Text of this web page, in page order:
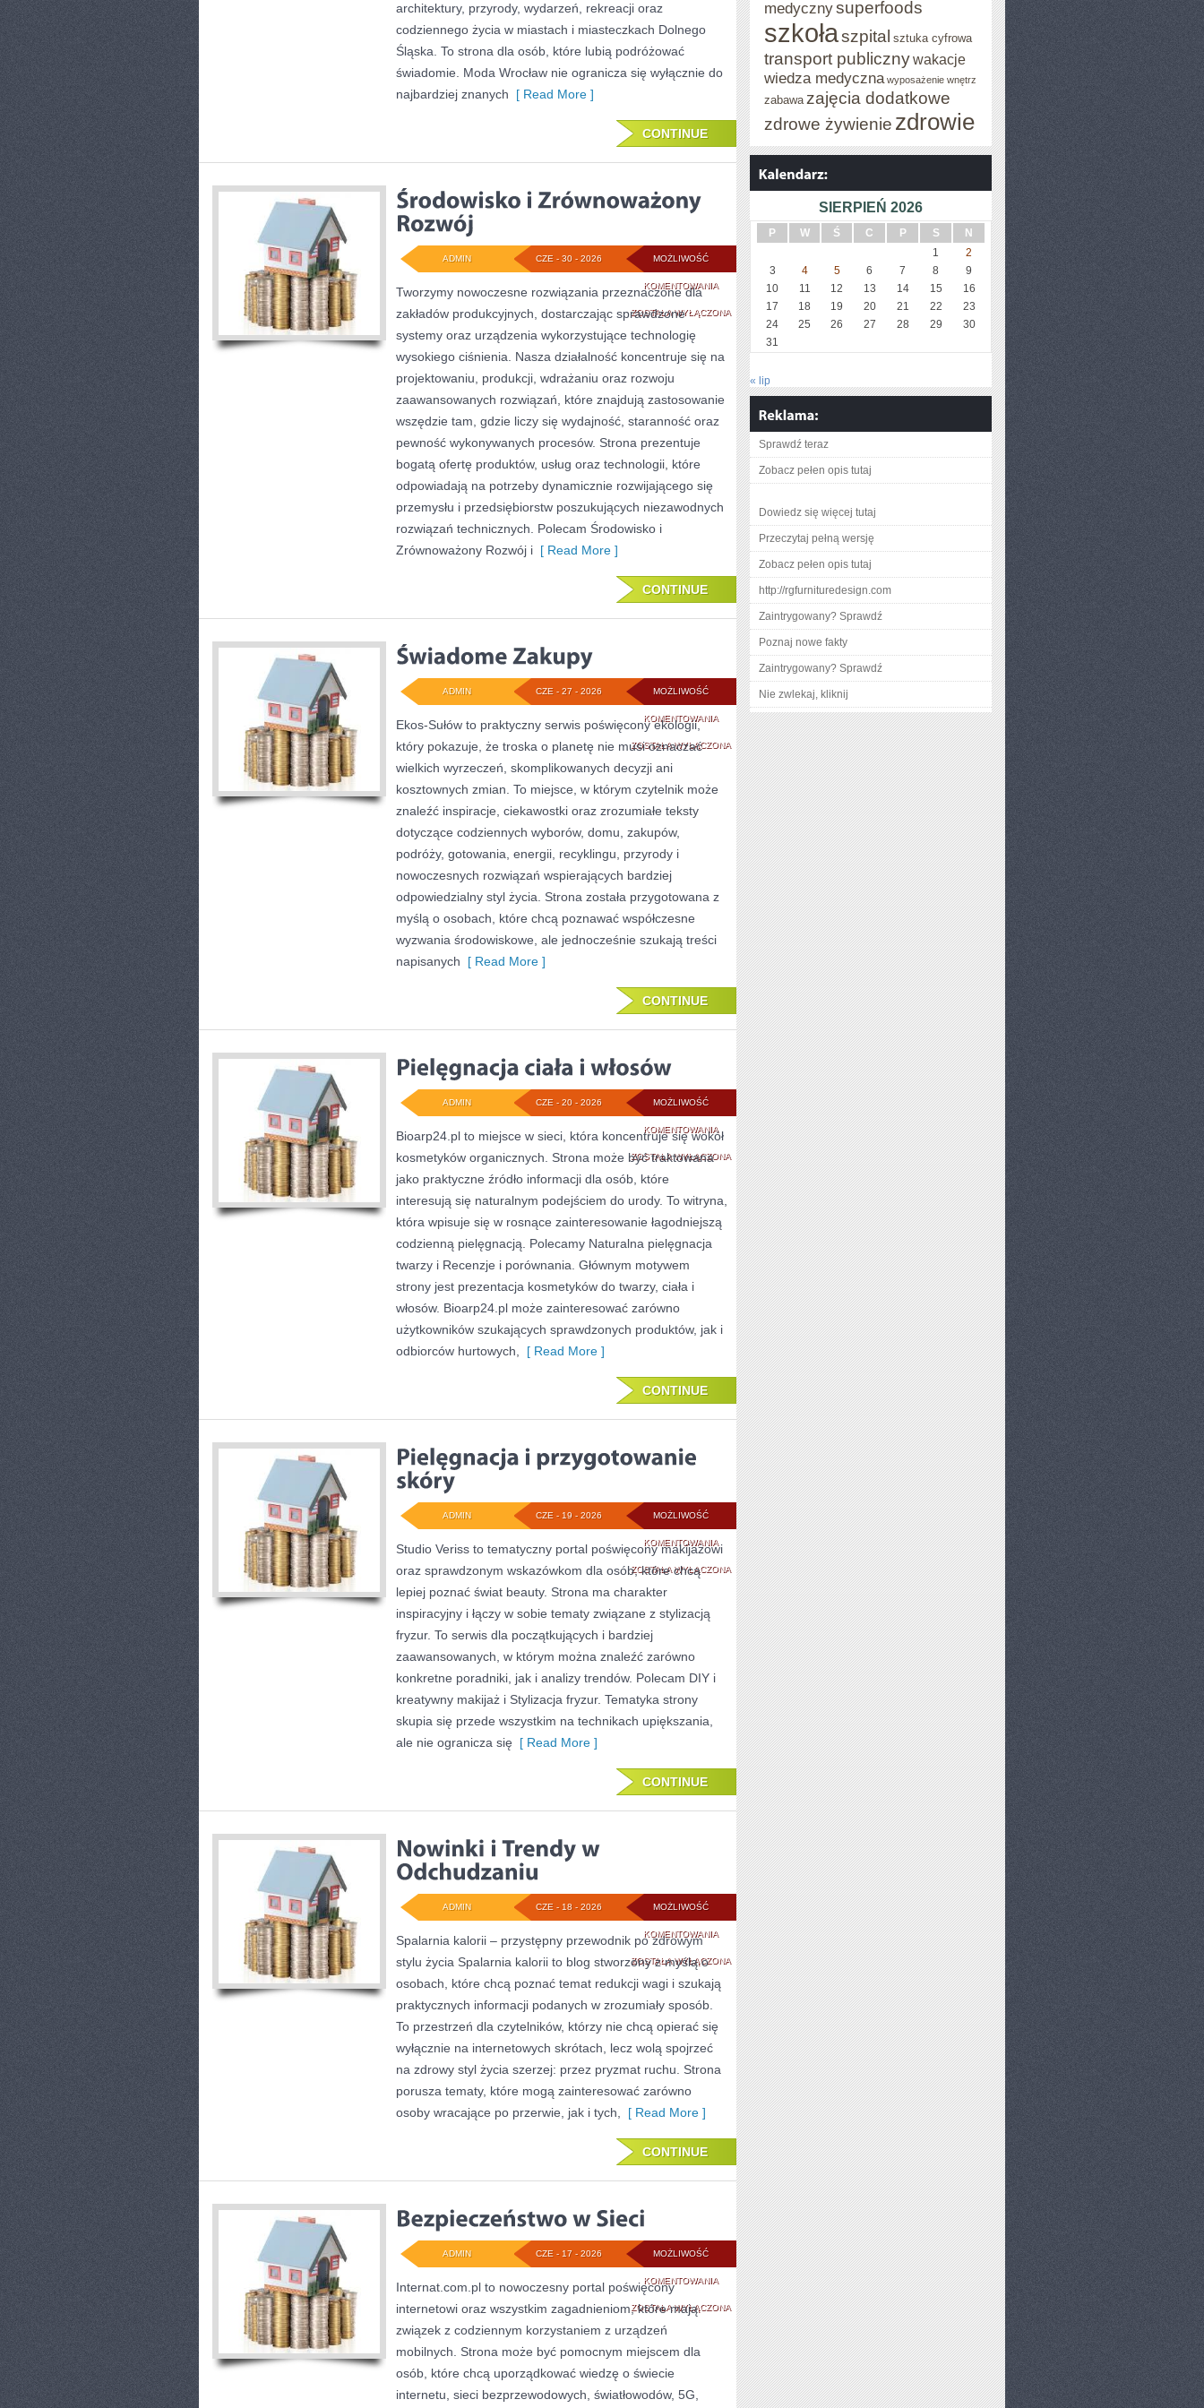
architektury, przyrody, wydarzeń, rekreacji oraz
codziennego życia w miastach i miasteczkach Dolnego
Śląska. To strona dla osób, które lubią podróżować
świadomie. Moda Wrocław nie ogranicza się wyłącznie do
najbardziej znanych [ Read More ]
CONTINUE
MOŻLIWOŚĆ
KOMENTOWANIAŚRODOWISKO
I
ZRÓWNOWAŻONY
ROZWÓJ
ZOSTAŁA WYŁĄCZONA
CZE - 30 - 2026
ADMIN
Tworzymy nowoczesne rozwiązania przeznaczone dla
zakładów produkcyjnych, dostarczając sprawdzone
systemy oraz urządzenia wykorzystujące technologię
wysokiego ciśnienia. Nasza działalność koncentruje się na
projektowaniu, produkcji, wdrażaniu oraz rozwoju
zaawansowanych rozwiązań, które znajdują zastosowanie
wszędzie tam, gdzie liczy się wydajność, staranność oraz
pewność wykonywanych procesów. Strona prezentuje
bogatą ofertę produktów, usług oraz technologii, które
odpowiadają na potrzeby dynamicznie rozwijającego się
przemysłu i przedsiębiorstw poszukujących niezawodnych
rozwiązań technicznych. Polecam Środowisko i
Zrównoważony Rozwój i [ Read More ]
CONTINUE
MOŻLIWOŚĆ
KOMENTOWANIAŚWIADOME
ZAKUPY
ZOSTAŁA WYŁĄCZONA
CZE - 27 - 2026
ADMIN
Ekos-Sułów to praktyczny serwis poświęcony ekologii,
który pokazuje, że troska o planetę nie musi oznaczać
wielkich wyrzeczeń, skomplikowanych decyzji ani
kosztownych zmian. To miejsce, w którym czytelnik może
znaleźć inspiracje, ciekawostki oraz zrozumiałe teksty
dotyczące codziennych wyborów, domu, zakupów,
podróży, gotowania, energii, recyklingu, przyrody i
nowoczesnych rozwiązań wspierających bardziej
odpowiedzialny styl życia. Strona została przygotowana z
myślą o osobach, które chcą poznawać współczesne
wyzwania środowiskowe, ale jednocześnie szukają treści
napisanych [ Read More ]
CONTINUE
MOŻLIWOŚĆ
KOMENTOWANIAPIELĘGNACJA
CIAŁA
WŁOSÓW
ZOSTAŁA WYŁĄCZONA
CZE - 20 - 2026
ADMIN
Bioarp24.pl to miejsce w sieci, która koncentruje się wokół
kosmetyków organicznych. Strona może być traktowana
jako praktyczne źródło informacji dla osób, które
interesują się naturalnym podejściem do urody. To witryna,
która wpisuje się w rosnące zainteresowanie łagodniejszą
codzienną pielęgnacją. Polecamy Naturalna pielęgnacja
twarzy i Recenzje i porównania. Głównym motywem
strony jest prezentacja kosmetyków do twarzy, ciała i
włosów. Bioarp24.pl może zainteresować zarówno
użytkowników szukających sprawdzonych produktów, jak i
odbiorców hurtowych,
[ Read More ]
CONTINUE
MOŻLIWOŚĆ
KOMENTOWANIAPIELĘGNACJA
I
PRZYGOTOWANIE
SKÓRY
ZOSTAŁA WYŁĄCZONA
CZE - 19 - 2026
ADMIN
Studio Veriss to tematyczny portal poświęcony makijażowi
oraz sprawdzonym wskazówkom dla osób, które chcą
lepiej poznać świat beauty. Strona ma charakter
inspiracyjny i łączy w sobie tematy związane z stylizacją
fryzur. To serwis dla początkujących i bardziej
zaawansowanych, w którym można znaleźć zarówno
konkretne poradniki, jak i analizy trendów. Polecam DIY i
kreatywny makijaż i Stylizacja fryzur. Tematyka strony
skupia się przede wszystkim na technikach upiększania,
ale nie ogranicza się [ Read More ]
CONTINUE
MOŻLIWOŚĆ
KOMENTOWANIANOWINKI
I
TRENDY
ODCHUDZANIU
ZOSTAŁA WYŁĄCZONA
CZE - 18 - 2026
ADMIN
Spalarnia kalorii – przystępny przewodnik po zdrowym
stylu życia Spalarnia kalorii to blog stworzony z myślą o
osobach, które chcą poznać temat redukcji wagi i szukają
praktycznych informacji podanych w zrozumiały sposób.
To przestrzeń dla czytelników, którzy nie chcą opierać się
wyłącznie na internetowych skrótach, lecz wolą spojrzeć
na zdrowy styl życia szerzej: przez pryzmat ruchu. Strona
porusza tematy, które mogą zainteresować zarówno
osoby wracające po przerwie, jak i tych,
[ Read More ]
CONTINUE
MOŻLIWOŚĆ
KOMENTOWANIABEZPIECZEŃSTWO
W
SIECI
ZOSTAŁA WYŁĄCZONA
CZE - 17 - 2026
ADMIN
Internat.com.pl to nowoczesny portal poświęcony
internetowi oraz wszystkim zagadnieniom, które mają
związek z codziennym korzystaniem z urządzeń
mobilnych. Strona może być pomocnym miejscem dla
osób, które chcą uporządkować wiedzę o świecie
internetu, sieci bezprzewodowych, światłowodów, 5G,
medycznysuperfoods
szkołaszpital sztuka cyfrowa
transport publicznywakacje
wiedza medyczna wyposażenie wnętrz
zabawa zajęcia dodatkowe
zdrowe żywienie zdrowie
SIERPIEŃ 2026
P W Ś C P S
N
1
2
3
4 5 6 7 8
9
10
11 12 13 14 15
16
17
18 19 20 21 22
23
24
25 26 27 28 29
30
31
« lip
Sprawdź teraz
Zobacz pełen opis tutaj
Dowiedz się więcej tutaj
Przeczytaj pełną wersję
Zobacz pełen opis tutaj
http://rgfurnituredesign.com
Zaintrygowany? Sprawdź
Poznaj nowe fakty
Zaintrygowany? Sprawdź
Nie zwlekaj, kliknij